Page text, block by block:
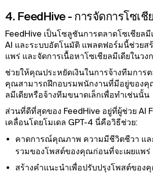
4. FeedHive - การจัดการโซเชี
FeedHive เป็นโซลูชันการตลาดโซเชียล
AI และระบบอัตโนมัติ แพลตฟอร์มนี้ช่วยสร้
แพร่ และจัดการเนื้อหาโซเชียลมีเดียในวง
ช่วยให้คุณประหยัดเงินในการจ้างทีมการต
คุณสามารถฝึกอบรมพนักงานที่มีอยู่ของคุ
ลมีเดียหรือจ้างทีมขนาดเล็กเพื่อทําเช่นนั้น
ส่วนที่ดีที่สุดของ FeedHive อยู่ที่ผู้ช่วย AI
เคลื่อนโดยโมเดล GPT-4 นี่คือวิธีช่วย:
คาดการณ์คุณภาพ ความมีชีวิตชีวา แล
รวมของโพสต์ของคุณก่อนที่จะเผยแพร่
สร้างคําแนะนําเพื่อปรับปรุงโพสต์ของ